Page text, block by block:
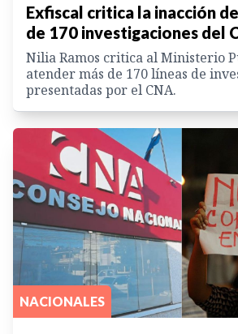
Exfiscal critica la inacción
de 170 investigaciones del
Nilia Ramos critica al Ministerio
atender más de 170 líneas de
presentadas por el CNA.
NACIONALES